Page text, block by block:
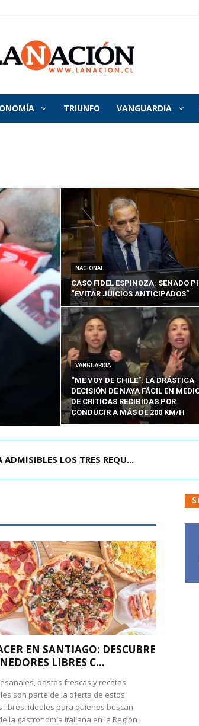
La
Nación
TRIUNFO VANGUARDIA
NACIONAL
CASO FIDEL ESPINOZA: SENADO
“EVITAR JUICIOS ANTICIPADOS”
VANGUARDIA
“ME VOY DE CHILE”: LA DRÁSTICA
DECISIÓN DE NAYA FÁCIL EN
DE CRÍTICAS RECIBIDAS POR
CONDUCIR A MÁS DE 200 KM/H
YÁBER DESPUÉS DE 90 ...
LOS TRES REQU...
EN SANTIAGO: DESCUBRE
LIBRES C...
pastas frescas y recetas
son parte de la oferta de estos
libres, ideales para quienes buscan
la gastronomía italiana en la Región